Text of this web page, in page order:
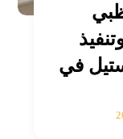
وتنفيذ
في